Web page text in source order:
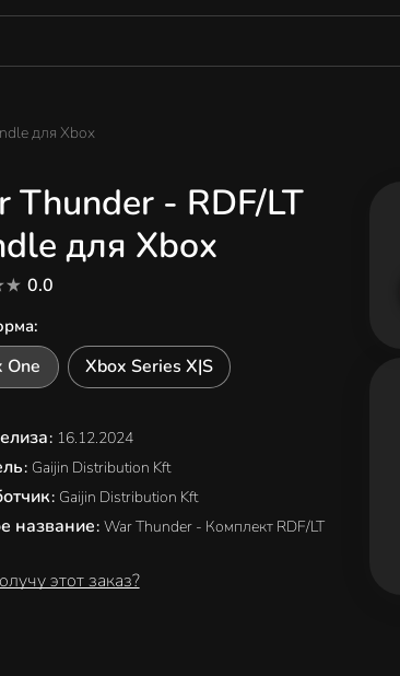
для Xbox
Thunder - RDF/LT
для Xbox
0.0
:
One Xbox Series X|S
: 16.12.2024
: Gaijin Distribution Kft
: Gaijin Distribution Kft
название: War Thunder - Комплект RDF/LT
этот заказ?